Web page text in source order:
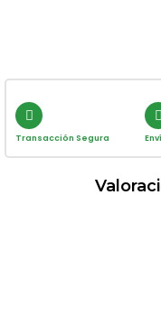
Transacción Segura